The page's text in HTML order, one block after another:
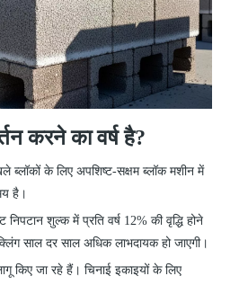
करने का वर्ष है?
ब्लॉकों के लिए अपशिष्ट-सक्षम ब्लॉक मशीन में
है।
निपटान शुल्क में प्रति वर्ष 12% की वृद्धि होने
साल दर साल अधिक लाभदायक हो जाएगी।
किए जा रहे हैं। चिनाई इकाइयों के लिए